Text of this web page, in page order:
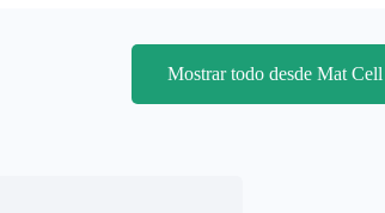
Mostrar todo desde Mat